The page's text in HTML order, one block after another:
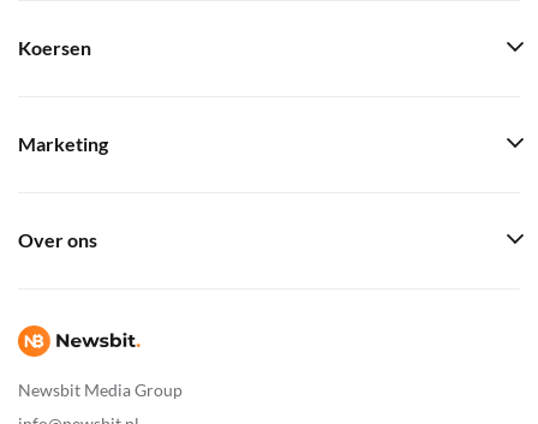
Newsbit Media Group
Koersen
Marketing
Over ons